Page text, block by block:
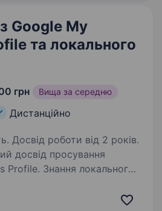
Google My
та локального
грн Вища за середню
Дистанційно
Досвід роботи від 2 років.
локального